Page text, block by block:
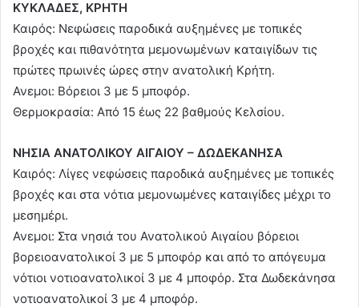
ΚΥΚΛΑΔΕΣ, ΚΡΗΤΗ
Καιρός: Νεφώσεις παροδικά αυξημένες με τοπικές
βροχές και πιθανότητα μεμονωμένων καταιγίδων τις
πρώτες πρωινές ώρες στην ανατολική Κρήτη.
Ανεμοι: Βόρειοι 3 με 5 μποφόρ.
Θερμοκρασία: Από 15 έως 22 βαθμούς Κελσίου.
ΝΗΣΙΑ ΑΝΑΤΟΛΙΚΟΥ ΑΙΓΑΙΟΥ – ΔΩΔΕΚΑΝΗΣΑ
Καιρός: Λίγες νεφώσεις παροδικά αυξημένες με τοπικές
βροχές και στα νότια μεμονωμένες καταιγίδες μέχρι το
μεσημέρι.
Ανεμοι: Στα νησιά του Ανατολικού Αιγαίου βόρειοι
βορειοανατολικοί 3 με 5 μποφόρ και από το απόγευμα
νότιοι νοτιοανατολικοί 3 με 4 μποφόρ. Στα Δωδεκάνησα
νοτιοανατολικοί 3 με 4 μποφόρ.